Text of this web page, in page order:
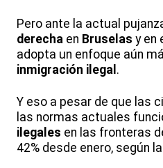
Pero ante la actual
derecha en Bruselas y en
adopta un enfoque aún
inmigración ilegal .
Y eso a pesar de que las
las normas actuales
ilegales en las fronteras
42% desde enero, según